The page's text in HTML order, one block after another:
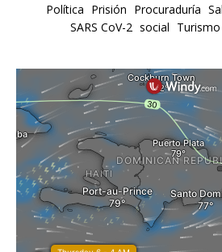
Política Prisión Procuraduría
SARS CoV-2 social Turismo